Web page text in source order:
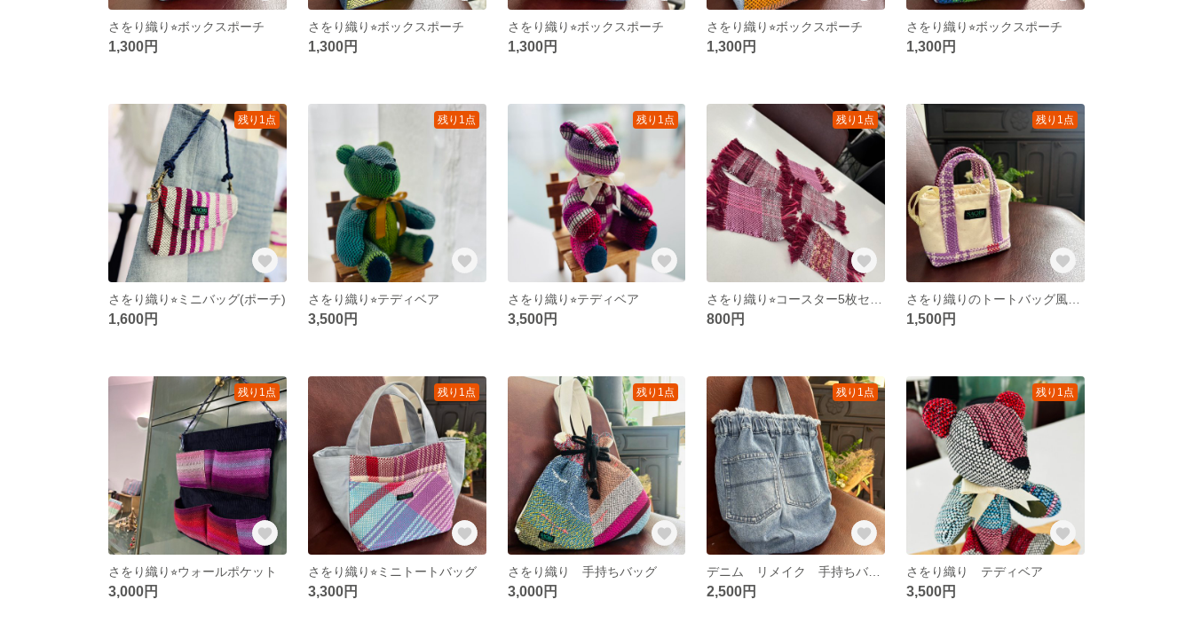
さをり織り⭐︎ボックスポーチ
1,300円
さをり織り⭐︎ボックスポーチ
1,300円
さをり織り⭐︎ボックスポーチ
1,300円
さをり織り⭐︎ボックスポーチ
1,300円
さをり織り⭐︎ボックスポーチ
1,300円
残り1点
さをり織り⭐︎ミニバッグ(ポーチ)
1,600円
残り1点
さをり織り⭐︎テディベア
3,500円
残り1点
さをり織り⭐︎テディベア
3,500円
残り1点
800円
残り1点
1,500円
残り1点
さをり織り⭐︎ウォールポケット
3,000円
残り1点
さをり織り⭐︎ミニトートバッグ
3,300円
残り1点
さをり織り 手持ちバッグ
3,000円
残り1点
デニム リメイク 手持ちバッグ
2,500円
残り1点
さをり織り テディベア
3,500円